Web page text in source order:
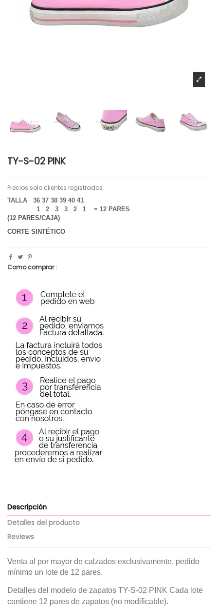
TY-S-02 PINK
Precios solo clientes registrados
TALLA 36 37 38 39 40 41
1 2 3 3 2 1 = 12 PARES
(12 PARES/CAJA)
CORTE SINTÉTICO
Como comprar :
Descripción
Detalles del producto
Reviews
Venta al por mayor de calzados exclusivamente, pedido
mínimo un lote de 12 pares.
Detalles del modelo de zapatos TY-S-02 PINK Cada lote
contiene 12 pares de zapatos (no modificable).